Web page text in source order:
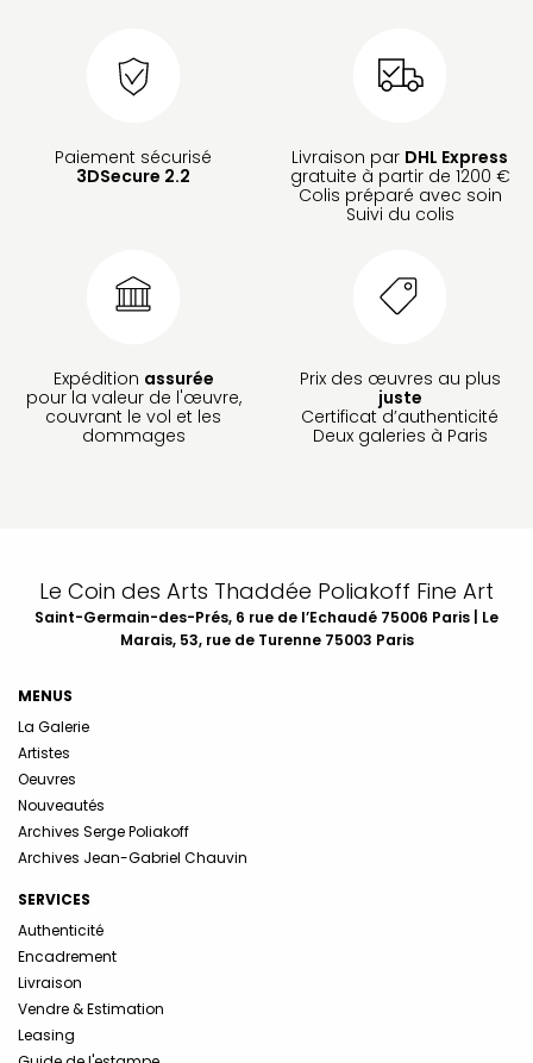
Paiement sécurisé
3DSecure 2.2
Livraison par DHL Express
gratuite à partir de 1200 €
Colis préparé avec soin
Suivi du colis
Expédition assurée
pour la valeur de l'œuvre,
couvrant le vol et les
dommages
Prix des œuvres au plus
juste
Certificat d’authenticité
Deux galeries à Paris
Le Coin des Arts Thaddée Poliakoff Fine Art
Saint-Germain-des-Prés, 6 rue de l’Echaudé 75006 Paris | Le
Marais, 53, rue de Turenne 75003 Paris
MENUS
La Galerie
Artistes
Oeuvres
Nouveautés
Archives Serge Poliakoff
Archives Jean-Gabriel Chauvin
SERVICES
Authenticité
Encadrement
Livraison
Vendre & Estimation
Leasing